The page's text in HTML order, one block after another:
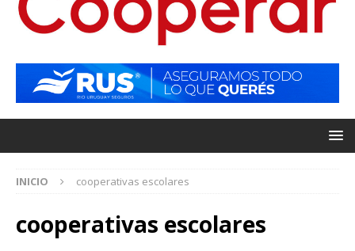
INICIO cooperativas escolares
cooperativas escolares